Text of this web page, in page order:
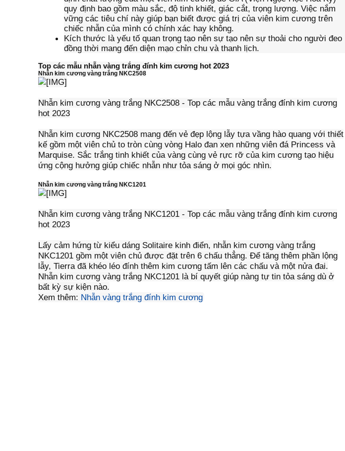
quy định bao gồm màu sắc, độ tinh khiết, giác cắt, trọng lượng. Việc nắm
vững các tiêu chí này giúp bạn biết được giá trị của viên kim cương trên
chiếc nhẫn của mình có chính xác hay không.
Kích thước là yếu tố quan trọng tạo nên sự tạo nên sự thoải cho người đeo
đồng thời mang đến diện mạo chỉn chu và thanh lịch.
Top các mẫu nhẫn vàng trắng đính kim cương hot 2023
Nhẫn kim cương vàng trắng NKC2508
Nhẫn kim cương vàng trắng NKC2508 - Top các mẫu vàng trắng đính kim cương
hot 2023
Nhẫn kim cương NKC2508 mang đến vẻ đẹp lộng lẫy tựa vầng hào quang với thiết
kế gồm một viên chủ to tròn cùng vòng Halo đan xen những viên đá Princess và
Marquise. Sắc trắng tinh khiết của vàng cùng vẻ rực rỡ của kim cương tạo hiệu
ứng cộng hưởng giúp chiếc nhẫn như tỏa sáng ở mọi góc nhìn.
Nhẫn kim cương vàng trắng NKC1201
Nhẫn kim cương vàng trắng NKC1201 - Top các mẫu vàng trắng đính kim cương
hot 2023
Lấy cảm hứng từ kiểu dáng Solitaire kinh điển, nhẫn kim cương vàng trắng
NKC1201 gồm một viên chủ được đặt trên 6 chấu thẳng. Để tăng thêm phần lộng
lẫy, Tierra đã khéo léo đính thêm kim cương tấm lên các chấu và một nửa đai.
Nhẫn kim cương vàng trắng NKC1201 là bí quyết giúp nàng tự tin tỏa sáng dù ở
bất kỳ sự kiện nào.
Xem thêm: Nhẫn vàng trắng đính kim cương